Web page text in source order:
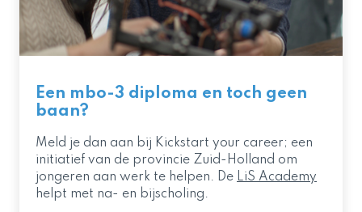
Een mbo-3 diploma en toch geen
baan?
Meld je dan aan bij Kickstart your career; een
initiatief van de provincie Zuid-Holland om
jongeren aan werk te helpen. De LiS Academy
helpt met na- en bijscholing.